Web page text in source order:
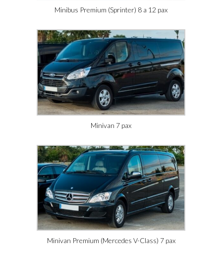
Minibus Premium (Sprinter) 8 a 12 pax
Minivan 7 pax
Minivan Premium (Mercedes V-Class) 7 pax